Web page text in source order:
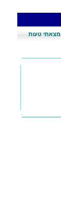
מצאתי טעות